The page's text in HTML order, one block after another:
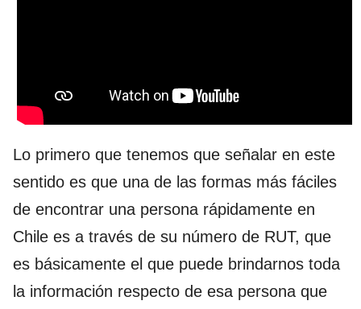
Lo primero que tenemos que señalar en este
sentido es que una de las formas más fáciles
de encontrar una persona rápidamente en
Chile es a través de su número de RUT, que
es básicamente el que puede brindarnos toda
la información respecto de esa persona que